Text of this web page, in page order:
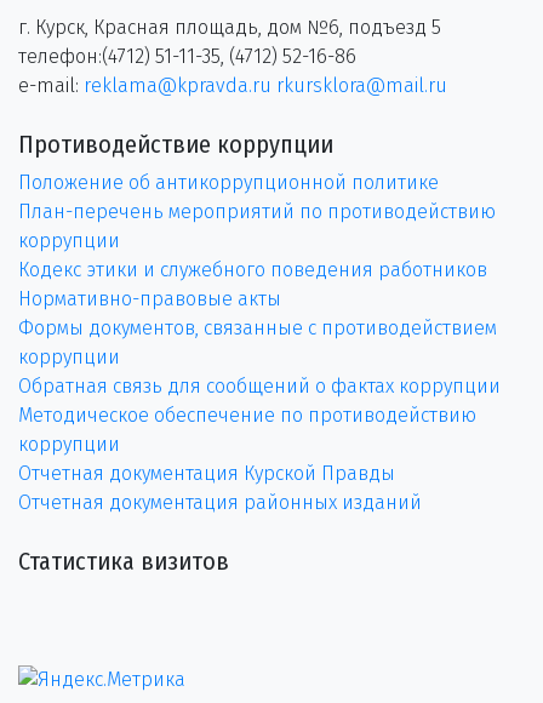
г. Курск, Красная площадь, дом №6, подъезд 5
телефон:(4712) 51-11-35, (4712) 52-16-86
e-mail: reklama@kpravda.ru rkursklora@mail.ru
Противодействие коррупции
Положение об антикоррупционной политике
План-перечень мероприятий по противодействию
коррупции
Кодекс этики и служебного поведения работников
Нормативно-правовые акты
Формы документов, связанные с противодействием
коррупции
Обратная связь для сообщений о фактах коррупции
Методическое обеспечение по противодействию
коррупции
Отчетная документация Курской Правды
Отчетная документация районных изданий
Статистика визитов